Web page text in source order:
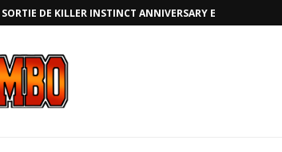
SORTIE DE KILLER INSTINCT ANNIVERSARY EDITION